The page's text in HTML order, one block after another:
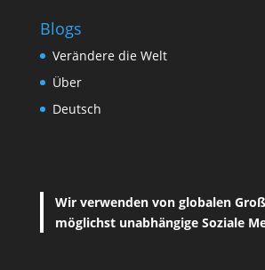
Blogs
Verändere die Welt
Über
Deutsch
Wir verwenden von globalen
möglichst unabhängige Soziale